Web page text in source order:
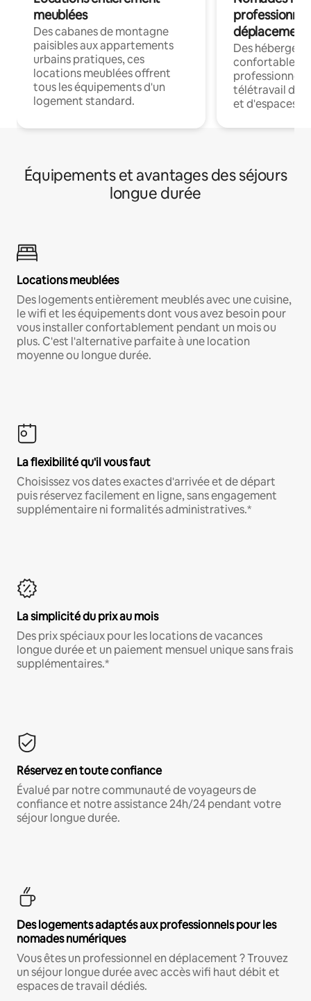
meublées
Des cabanes de montagne
paisibles aux appartements
urbains pratiques, ces
locations meublées offrent
tous les équipements d'un
logement standard.
déplacement
Des
confortables
professionnels
télétravail
et d'espaces
Équipements et avantages des séjours
longue durée
Locations meublées
Des logements entièrement meublés avec une cuisine,
le wifi et les équipements dont vous avez besoin pour
vous installer confortablement pendant un mois ou
plus. C'est l'alternative parfaite à une location
moyenne ou longue durée.
La flexibilité qu'il vous faut
Choisissez vos dates exactes d'arrivée et de départ
puis réservez facilement en ligne, sans engagement
supplémentaire ni formalités administratives.*
La simplicité du prix au mois
Des prix spéciaux pour les locations de vacances
longue durée et un paiement mensuel unique sans frais
supplémentaires.*
Réservez en toute confiance
Évalué par notre communauté de voyageurs de
confiance et notre assistance 24h/24 pendant votre
séjour longue durée.
Des logements adaptés aux professionnels pour les
nomades numériques
Vous êtes un professionnel en déplacement ? Trouvez
un séjour longue durée avec accès wifi haut débit et
espaces de travail dédiés.